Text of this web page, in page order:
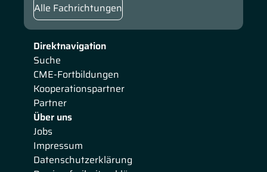
Direktnavigation
Suche
CME-Fortbildungen
Kooperationspartner
Partner
Über uns
Jobs
Impressum
Datenschutzerklärung
Alle Fachrichtungen